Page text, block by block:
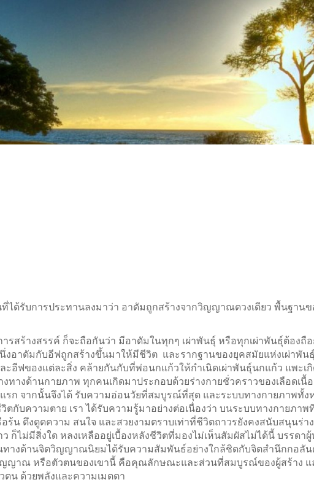
ด้รับการประทานลงมาว่า อาดัมถูกสร้างจากวิญญาณดวงเดียว พื้นฐา
สร้างสรรค์ ก็จะถือกันว่า มีอาดัมในทุกๆ เผ่าพันธุ์ หรือทุกเผ่าพันธุ์ต้องถื
อาดัมกับอีฟถูกสร้างขึ้นมาให้มีชีวิต และรากฐานของยุคสมัยแห่งเผ่าพัน
ะอีฟของแต่ละสิ่ง คล้ายกันกับที่พ่อนกแก้วให้กำเนิดเผ่าพันธุ์นกแก้ว แพะ
างด้านกายภาพ ทุกคนเกิดมาประกอบด้วยร่างกายชั่วคราวของเลือดเนื้
รก จากนั้นจึงได้ รับความอ่อนวัยที่สมบูรณ์ที่สุด และระบบทางกายภาพทั้ง
ตกับความตาย เรา ได้รับความรู้มาอย่างต่อเนื่องว่า บนระบบทางกายภา
ร้น ดึงดูดความ สนใจ และสวยงามตราบเท่าที่ชีวิตถาวรยังคงสนับสนุนร่
ก็ไม่มีสิ่งใด หลงเหลืออยู่เบื้องหลังชีวิตที่มองไม่เห็นสัมผัสไม่ได้นี้ บรรด
างด้านจิตวิญญาณนิยมได้รับความสัมพันธ์อย่างใกล้ชิดกับจิตสำนึกกอลัน
ญาณ หรือตัวตนของเขานี้ คือคุณลักษณะและส่วนที่สมบูรณ์ของผู้สร้าง
ด้วยพลังและความเมตตา